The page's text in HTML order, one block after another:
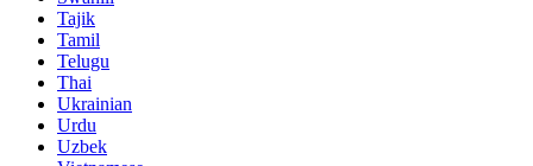
Tajik
Tamil
Telugu
Thai
Ukrainian
Urdu
Uzbek